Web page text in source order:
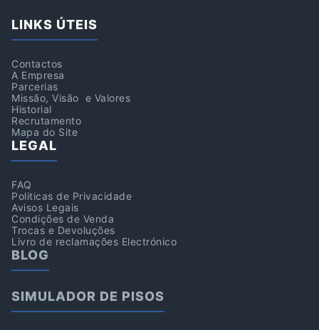
LINKS ÚTEIS
Contactos
A Empresa
Parcerias
Missão, Visão e Valores
Historial
Recrutamento
Mapa do Site
LEGAL
FAQ
Politicas de Privacidade
Avisos Legais
Condições de Venda
Trocas e Devoluções
Livro de reclamações Electrónico
BLOG
SIMULADOR DE PISOS